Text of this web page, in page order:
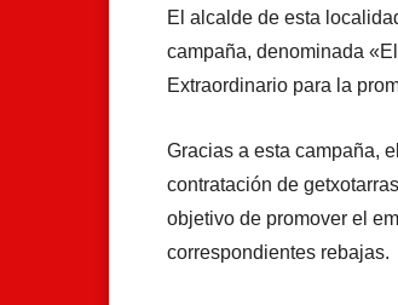
El alcalde de esta
campaña, denominada
Extraordinario para la
Gracias a esta campaña,
contratación de
objetivo de promover el
correspondientes rebajas.